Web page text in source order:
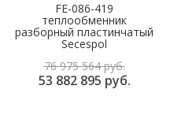
FE-086-419
теплообменник
разборный пластинчатый
Secespol
76 975 564 руб.
53 882 895 руб.